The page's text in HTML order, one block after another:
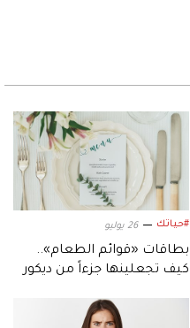
#حياتك 26 يوليو
بطاقات «قوائم الطعام»..
كيف تجعلينها جزءاً من ديكور